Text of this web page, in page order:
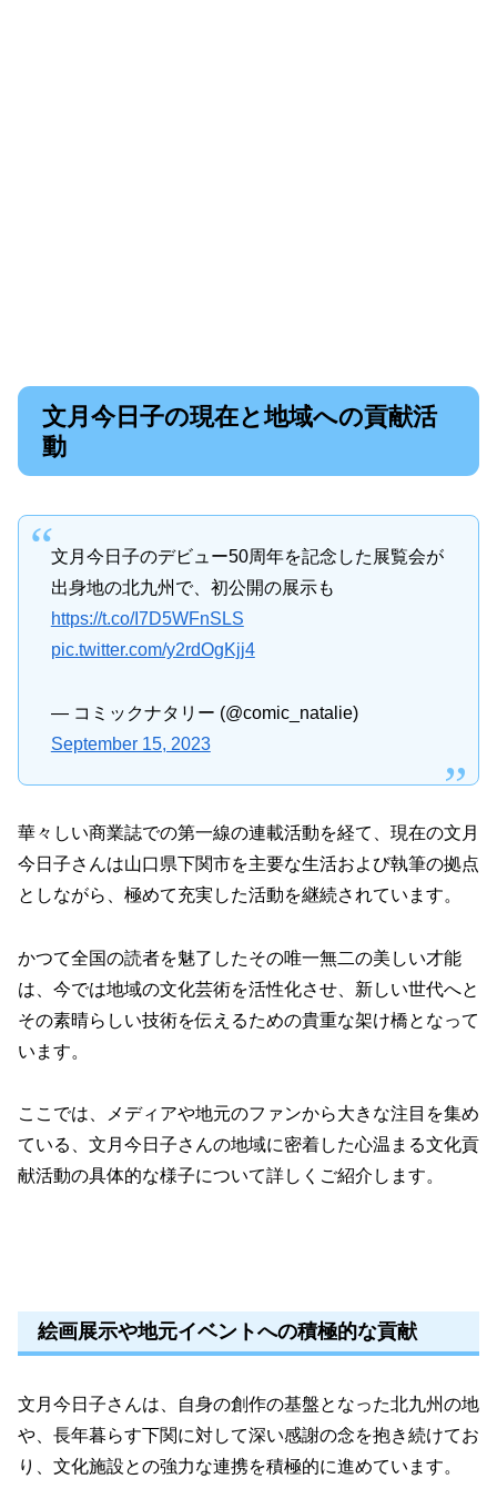
文月今日子の現在と地域への貢献活
動
文月今日子のデビュー50周年を記念した展覧会が
出身地の北九州で、初公開の展示も
https://t.co/I7D5WFnSLS
pic.twitter.com/y2rdOgKjj4
— コミックナタリー (@comic_natalie)
September 15, 2023
華々しい商業誌での第一線の連載活動を経て、現在の文月
今日子さんは山口県下関市を主要な生活および執筆の拠点
としながら、極めて充実した活動を継続されています。
かつて全国の読者を魅了したその唯一無二の美しい才能
は、今では地域の文化芸術を活性化させ、新しい世代へと
その素晴らしい技術を伝えるための貴重な架け橋となって
います。
ここでは、メディアや地元のファンから大きな注目を集め
ている、文月今日子さんの地域に密着した心温まる文化貢
献活動の具体的な様子について詳しくご紹介します。
絵画展示や地元イベントへの積極的な貢献
文月今日子さんは、自身の創作の基盤となった北九州の地
や、長年暮らす下関に対して深い感謝の念を抱き続けてお
り、文化施設との強力な連携を積極的に進めています。